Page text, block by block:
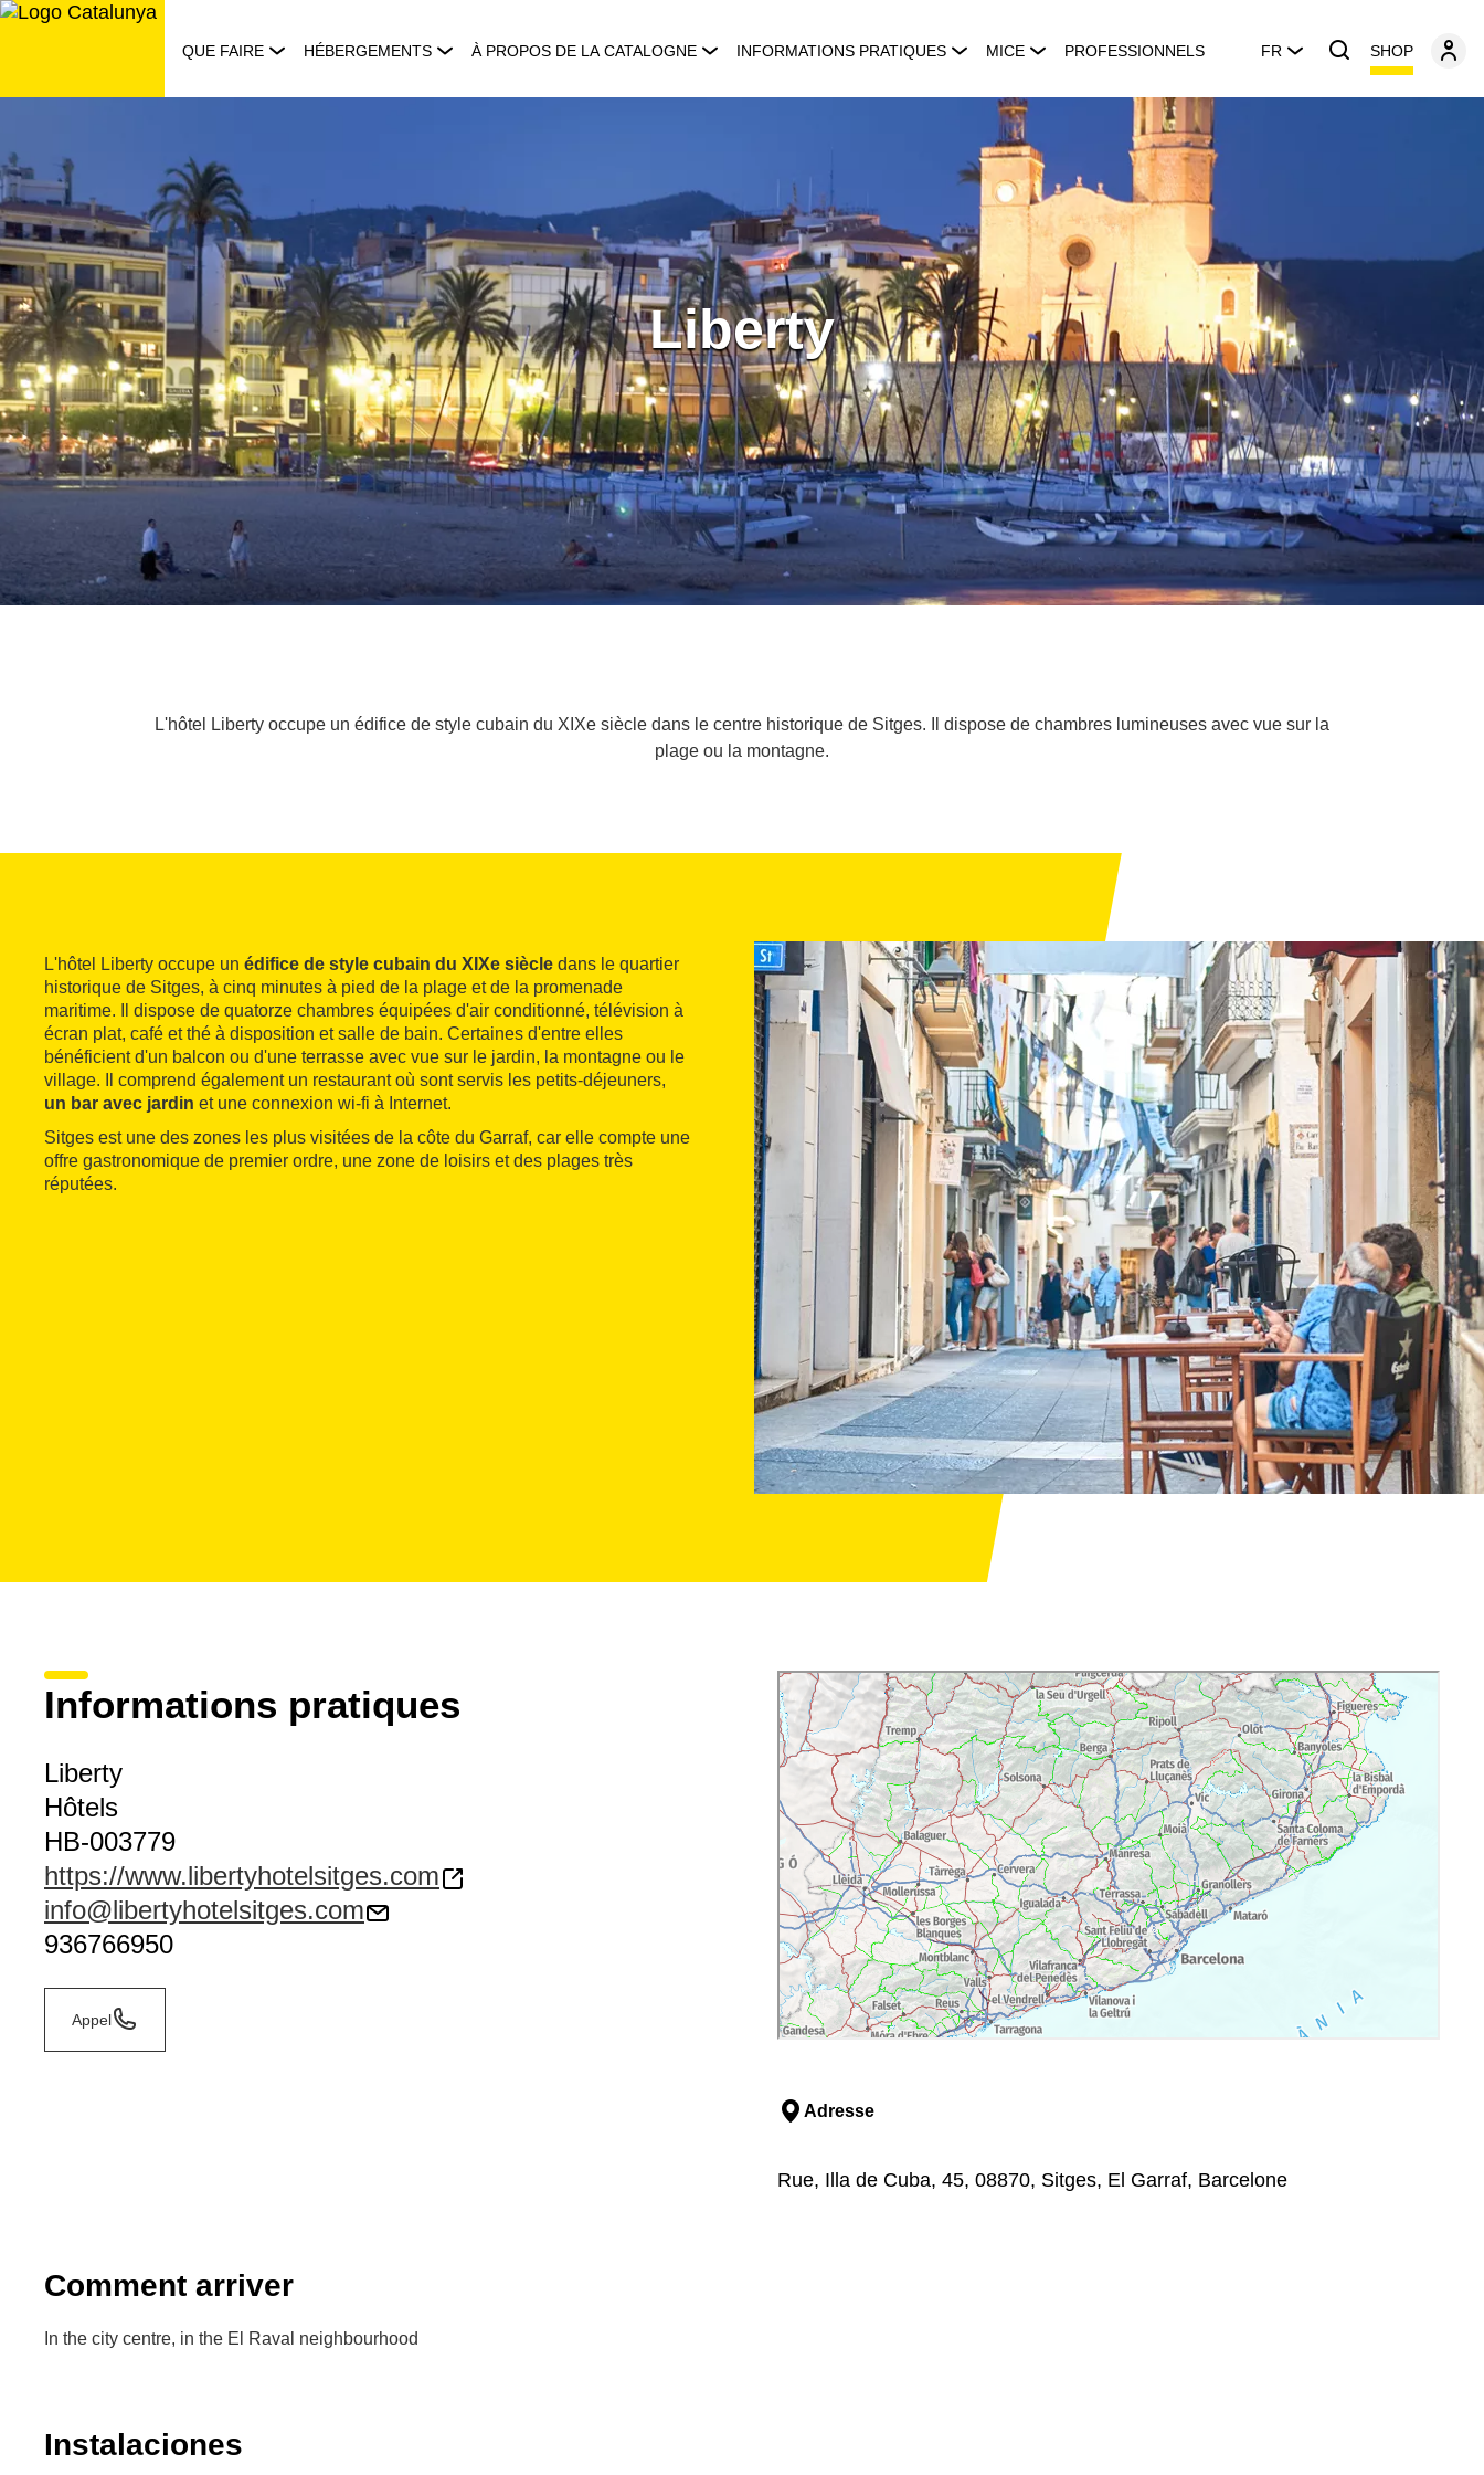
Aller
QUE FAIRE HÉBERGEMENTS À PROPOS DE LA CATALOGNE INFORMATIONS PRATIQUES MICE PROFESSIONNELS FR SHOP
Liberty
L'hôtel Liberty occupe un édifice de style cubain du XIXe siècle dans le centre historique de Sitges. Il dispose de chambres lumineuses avec vue sur la
plage ou la montagne.
L'hôtel Liberty occupe un édifice de style cubain du XIXe siècle dans le quartier
historique de Sitges, à cinq minutes à pied de la plage et de la promenade
maritime. Il dispose de quatorze chambres équipées d'air conditionné, télévision à
écran plat, café et thé à disposition et salle de bain. Certaines d'entre elles
bénéficient d'un balcon ou d'une terrasse avec vue sur le jardin, la montagne ou le
village. Il comprend également un restaurant où sont servis les petits-déjeuners,
un bar avec jardin et une connexion wi-fi à Internet.
Sitges est une des zones les plus visitées de la côte du Garraf, car elle compte une
offre gastronomique de premier ordre, une zone de loisirs et des plages très
réputées.
Informations pratiques
Liberty
Hôtels
HB-003779
https://www.libertyhotelsitges.com
info@libertyhotelsitges.com
936766950
Appel
Adresse
Rue, Illa de Cuba, 45, 08870, Sitges, El Garraf, Barcelone
Comment arriver
In the city centre, in the El Raval neighbourhood
Instalaciones